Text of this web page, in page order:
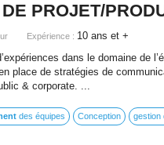
PROJET/
Expérience : 10 ans et +
dans le domaine de
place de stratégies de
& corporate. ...
des équipes Conception gestion